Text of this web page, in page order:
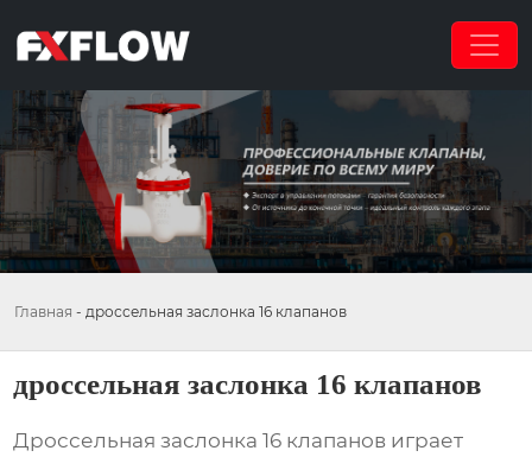
Главная - дроссельная заслонка 16 клапанов
дроссельная заслонка 16 клапанов
Дроссельная заслонка 16 клапанов играет